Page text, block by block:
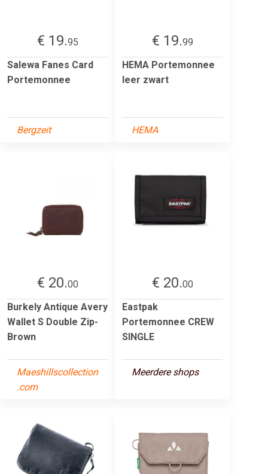
€ 19.95
Salewa Fanes Card
Portemonnee
Bergzeit
€ 19.99
HEMA Portemonnee
leer zwart
HEMA
€ 20.00
Burkely Antique Avery
Wallet S Double Zip-
Brown
Maeshillscollection
.com
€ 20.00
Eastpak
Portemonnee CREW
SINGLE
Meerdere shops